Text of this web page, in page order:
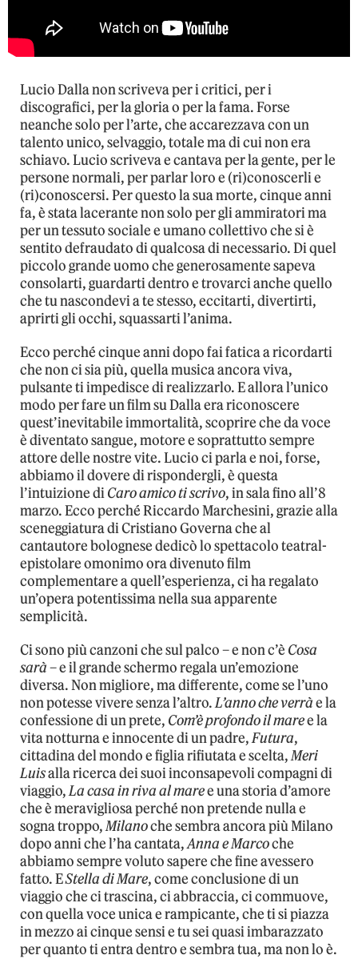
Lucio Dalla non scriveva per i critici, per i
discografici, per la gloria o per la fama. Forse
neanche solo per l’arte, che accarezzava con un
talento unico, selvaggio, totale ma di cui non era
schiavo. Lucio scriveva e cantava per la gente, per le
persone normali, per parlar loro e (ri)conoscerli e
(ri)conoscersi. Per questo la sua morte, cinque anni
fa, è stata lacerante non solo per gli ammiratori ma
per un tessuto sociale e umano collettivo che si è
sentito defraudato di qualcosa di necessario. Di quel
piccolo grande uomo che generosamente sapeva
consolarti, guardarti dentro e trovarci anche quello
che tu nascondevi a te stesso, eccitarti, divertirti,
aprirti gli occhi, squassarti l’anima.
Ecco perché cinque anni dopo fai fatica a ricordarti
che non ci sia più, quella musica ancora viva,
pulsante ti impedisce di realizzarlo. E allora l’unico
modo per fare un film su Dalla era riconoscere
quest’inevitabile immortalità, scoprire che da voce
è diventato sangue, motore e soprattutto sempre
attore delle nostre vite. Lucio ci parla e noi, forse,
abbiamo il dovere di rispondergli, è questa
l’intuizione diCaro amico ti scrivo, in sala fino all’8
marzo. Ecco perché Riccardo Marchesini, grazie alla
sceneggiatura di Cristiano Governa che al
cantautore bolognese dedicò lo spettacolo teatral-
epistolare omonimo ora divenuto film
complementare a quell’esperienza, ci ha regalato
un’opera potentissima nella sua apparente
semplicità.
Ci sono più canzoni che sul palco – e non c’è Cosa
sarà– e il grande schermo regala un’emozione
diversa. Non migliore, ma differente, come se l’uno
non potesse vivere senza l’altro.L’anno che verràe la
confessione di un prete, Com’è profondo il maree la
vita notturna e innocente di un padre,Futura,
cittadina del mondo e figlia rifiutata e scelta,Meri
Luisalla ricerca dei suoi inconsapevoli compagni di
viaggio,La casa in riva al maree una storia d’amore
che è meravigliosa perché non pretende nulla e
sogna troppo,Milanoche sembra ancora più Milano
dopo anni che l’ha cantata,Anna e Marcoche
abbiamo sempre voluto sapere che fine avessero
fatto. EStella di Mare, come conclusione di un
viaggio che ci trascina, ci abbraccia, ci commuove,
con quella voce unica e rampicante, che ti si piazza
in mezzo ai cinque sensi e tu sei quasi imbarazzato
per quanto ti entra dentro e sembra tua, ma non lo è.